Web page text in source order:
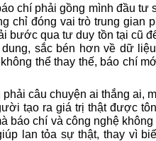
chí phải gồng mình đầu tư
chỉ đóng vai trò trung gian
bước qua tư duy tồn tại cũ
sắc bén hơn về dữ
thể thay thế, báo chí
câu chuyện ai thắng ai,
tạo ra giá trị thật được
báo chí và công nghệ
lan tỏa sự thật, thay vì